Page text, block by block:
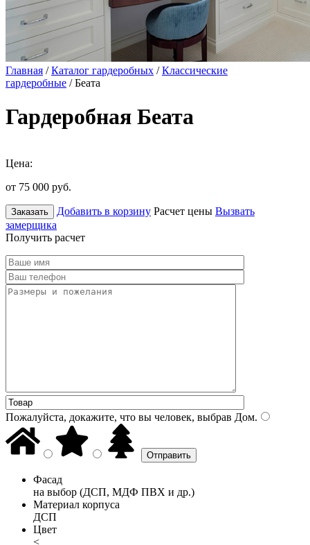
Главная /Каталог гардеробных /Классические
гардеробные / Беата
Гардеробная Беата
Цена:
от 75 000 руб.
Заказать Добавить в корзину Расчет цены Вызвать
замерщика
Получить расчет
Пожалуйста, докажите, что вы человек, выбрав Дом.
Фасад
на выбор (ДСП, МДФ ПВХ и др.)
Материал корпуса
ДСП
Цвет
<